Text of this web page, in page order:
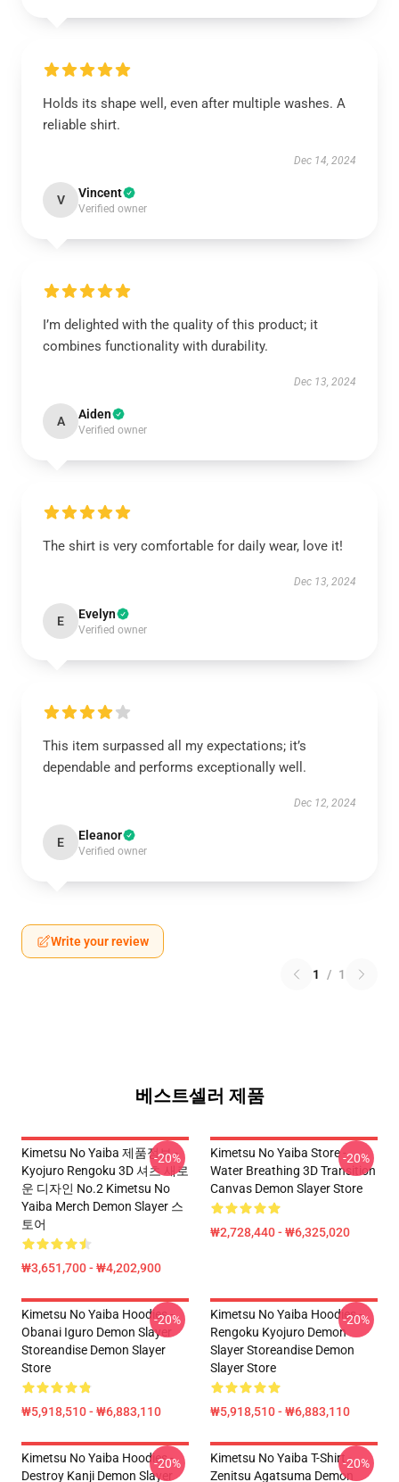
Holds its shape well, even after multiple washes. A
reliable shirt.
Dec 14, 2024
V Vincent
Verified owner
I’m delighted with the quality of this product; it
combines functionality with durability.
Dec 13, 2024
A Aiden
Verified owner
The shirt is very comfortable for daily wear, love it!
Dec 13, 2024
E Evelyn
Verified owner
This item surpassed all my expectations; it’s
dependable and performs exceptionally well.
Dec 12, 2024
E Eleanor
Verified owner
Write your review
1 / 1
베스트셀러 제품
Kimetsu No Yaiba 제품정보 -
Kyojuro Rengoku 3D 셔츠 새로
운 디자인 No.2 Kimetsu No
Yaiba Merch Demon Slayer 스
토어
₩3,651,700 - ₩4,202,900
-20%
Kimetsu No Yaiba Store -
Water Breathing 3D Transition
Canvas Demon Slayer Store
₩2,728,440 - ₩6,325,020
-20%
Kimetsu No Yaiba Hoodies -
Obanai Iguro Demon Slayer
Storeandise Demon Slayer
Store
₩5,918,510 - ₩6,883,110
-20%
Kimetsu No Yaiba Hoodies -
Rengoku Kyojuro Demon
Slayer Storeandise Demon
Slayer Store
₩5,918,510 - ₩6,883,110
-20%
Kimetsu No Yaiba Hoodies -
Destroy Kanji Demon Slayer
-20%
Kimetsu No Yaiba T-Shirt -
Zenitsu Agatsuma Demon
-20%